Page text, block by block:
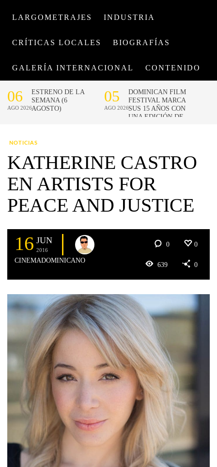
LARGOMETRAJES INDUSTRIA
CRÍTICAS LOCALES BIOGRAFÍAS
GALERÍA INTERNACIONAL CONTENIDO
NOTICIAS
KATHERINE CASTRO
EN ARTISTS FOR
PEACE AND JUSTICE
16 JUN
2016
CINEMADOMINICANO
0 0
639 0